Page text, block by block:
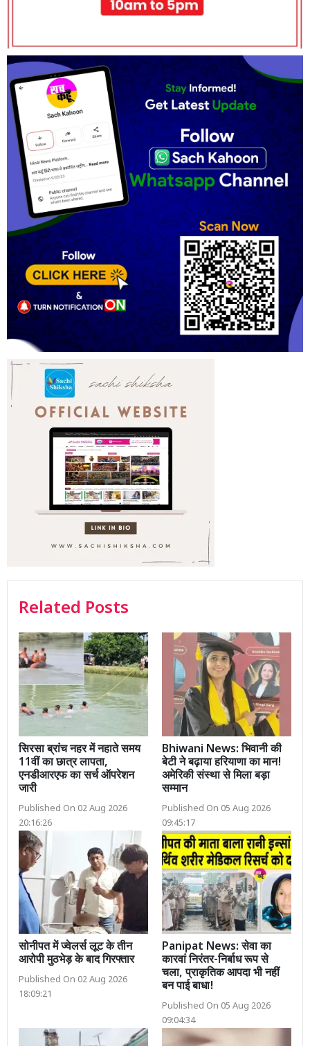
Related Posts
सिरसा ब्रांच नहर में नहाते समय
11वीं का छात्र लापता,
एनडीआरएफ का सर्च ऑपरेशन
जारी
Published On 02 Aug 2026
20:16:26
Bhiwani News: भिवानी की
बेटी ने बढ़ाया हरियाणा का मान!
अमेरिकी संस्था से मिला बड़ा
सम्मान
Published On 05 Aug 2026
09:45:17
सोनीपत में ज्वेलर्स लूट के तीन
आरोपी मुठभेड़ के बाद गिरफ्तार
Published On 02 Aug 2026
18:09:21
Panipat News: सेवा का
कारवां निरंतर-निर्बाध रूप से
चला, प्राकृतिक आपदा भी नहीं
बन पाई बाधा!
Published On 05 Aug 2026
09:04:34